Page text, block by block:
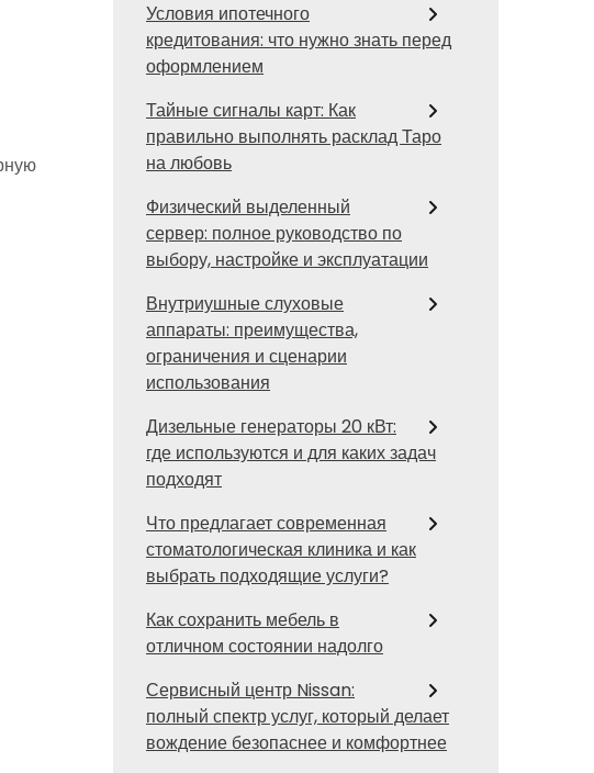
Условия ипотечного
кредитования: что нужно знать перед
оформлением
Тайные сигналы карт: Как
правильно выполнять расклад Таро
на любовь
Физический выделенный
сервер: полное руководство по
выбору, настройке и эксплуатации
Внутриушные слуховые
аппараты: преимущества,
ограничения и сценарии
использования
Дизельные генераторы 20 кВт:
где используются и для каких задач
подходят
Что предлагает современная
стоматологическая клиника и как
выбрать подходящие услуги?
Как сохранить мебель в
отличном состоянии надолго
Сервисный центр Nissan:
полный спектр услуг, который делает
вождение безопаснее и комфортнее